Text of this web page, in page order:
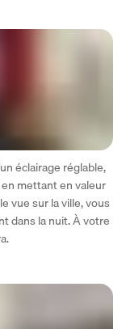
éclairage réglable,
mettant en valeur
vue sur la ville, vous
dans la nuit. À votre